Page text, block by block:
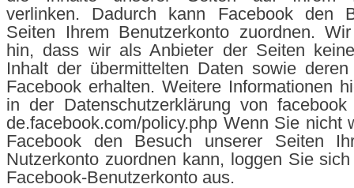
verlinken. Dadurch kann Facebook den
Seiten Ihrem Benutzerkonto zuordnen.
hin, dass wir als Anbieter der Seiten
Inhalt der übermittelten Daten sowie
Facebook erhalten. Weitere Informationen
in der Datenschutzerklärung von
de.facebook.com/policy.php Wenn Sie nicht
Facebook den Besuch unserer Seiten
Nutzerkonto zuordnen kann, loggen Sie
Facebook-Benutzerkonto aus.